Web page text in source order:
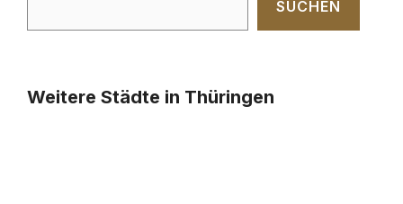
SUCHEN
Weitere Städte in Thüringen